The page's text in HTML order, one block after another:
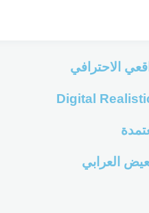
الاحترافي
Digital
العرابي